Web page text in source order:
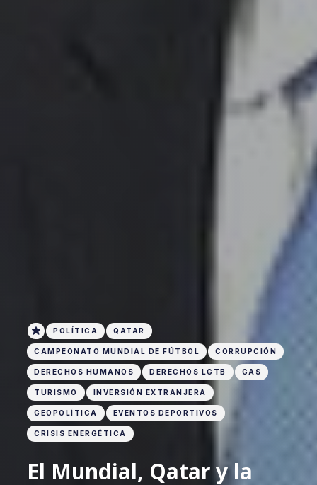
POLÍTICA QATAR
CAMPEONATO MUNDIAL DE FÚTBOL CORRUPCIÓN
DERECHOS HUMANOS DERECHOS LGTB GAS
TURISMO INVERSIÓN EXTRANJERA
GEOPOLÍTICA EVENTOS DEPORTIVOS
CRISIS ENERGÉTICA
El Mundial, Qatar y la